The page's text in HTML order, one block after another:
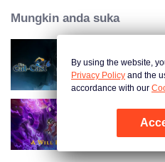
Mungkin anda suka
The Out-
A Will
By using the website,
Privacy Policy and the
accordance with our